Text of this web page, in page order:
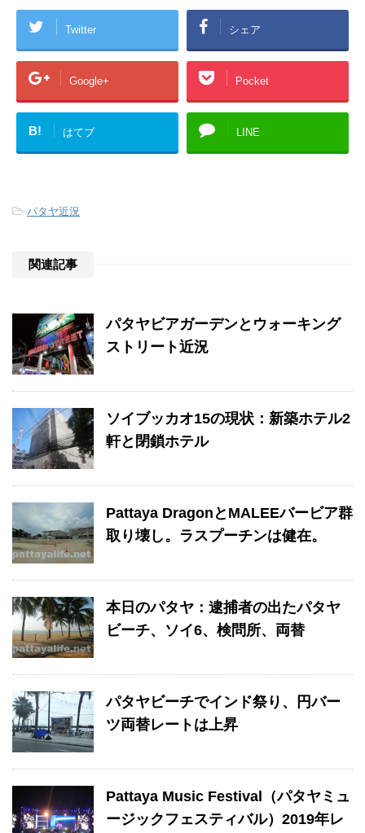
Twitter シェア
Google+ Pocket
B! はてブ LINE
-パタヤ近況
関連記事
パタヤビアガーデンとウォーキング
ストリート近況
ソイブッカオ15の現状：新築ホテル2
軒と閉鎖ホテル
Pattaya DragonとMALEEバービア群
取り壊し。ラスプーチンは健在。
本日のパタヤ：逮捕者の出たパタヤ
ビーチ、ソイ6、検問所、両替
パタヤビーチでインド祭り、円バー
ツ両替レートは上昇
Pattaya Music Festival（パタヤミュ
ージックフェスティバル）2019年レ